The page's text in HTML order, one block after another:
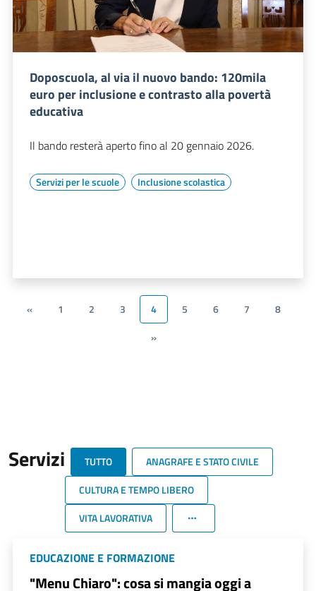
Doposcuola, al via il nuovo bando: 120mila
euro per inclusione e contrasto alla povertà
educativa
Il bando resterà aperto fino al 20 gennaio 2026.
Servizi per le scuole Inclusione scolastica
« 1 2 3 4 5 6 7
8
»
Servizi TUTTO
ANAGRAFE E STATO CIVILE
CULTURA E TEMPO LIBERO
VITA LAVORATIVA
EDUCAZIONE E FORMAZIONE
"Menu Chiaro": cosa si mangia oggi a